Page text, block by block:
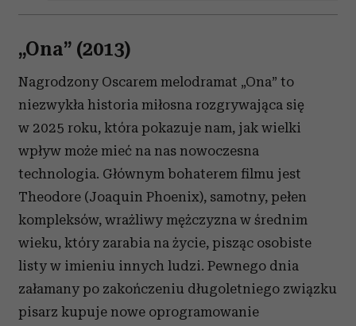
„Ona” (2013)
Nagrodzony Oscarem melodramat „Ona” to
niezwykła historia miłosna rozgrywająca się
w 2025 roku, która pokazuje nam, jak wielki
wpływ może mieć na nas nowoczesna
technologia. Głównym bohaterem filmu jest
Theodore (Joaquin Phoenix), samotny, pełen
kompleksów, wrażliwy mężczyzna w średnim
wieku, który zarabia na życie, pisząc osobiste
listy w imieniu innych ludzi. Pewnego dnia
załamany po zakończeniu długoletniego związku
pisarz kupuje nowe oprogramowanie